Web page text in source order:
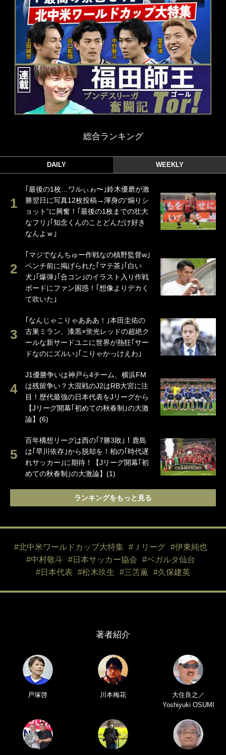
総合ランキング
DAILY WEEKLY
｢最後の1枚…ワルぃゎ〜｣鈴木優磨が激
勝翌日に写真12枚投稿→渾身の“煽りシ
ョット”に興奮！｢最後の1枚までの壮大
なフリ｣｢知念くんのことどんだけ好き
なんよｗ｣
｢マジでなんちゅー作戦なの槙野監督w｣
ベンチ前に掲げられた｢マテ茶｣｢白い
犬｣｢爆弾｣｢合コン｣のイラスト入り作戦
ボードにファン困惑！｢想像よりデカく
て吹いた｣
｢なんじゃこりゃあああ！｣本田圭佑の
古巣ミラン、漆黒×蛍光レッドの超絶ク
ールな新サードユニに世界が熱狂｢サー
ドなのにズルい｣｢こりゃかっけえわ｣
J1優勝争いは神戸ら4チーム、横浜FM
は残留争い？大混戦のJ2はRB大宮に注
目！歴代最強の日本代表をJリーグから
【Jリーグ開幕｢初めての秋春制｣の大激
論】(6)
百年構想リーグは西の｢7勝3敗｣！鹿島
は｢早川依存｣から脱却を！柏の｢時代遅
れサッカー｣に期待！【Jリーグ開幕｢初
めての秋春制｣の大激論】(1)
ランキングをもっと見る
#北中米ワールドカップ大特集 #Ｊリーグ
#伊東純也
#中村敬斗
#日本サッカー協会
#ベガルタ仙台
#日本代表
#松木玖生 #三笘薫 #久保建英
著者紹介
戸塚啓 川本梅花
大住良之／
Yoshiyuki OSUMI